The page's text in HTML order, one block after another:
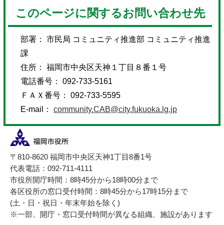
このページに関するお問い合わせ先
部署： 市民局 コミュニティ推進部 コミュニティ推進
課
住所： 福岡市中央区天神１丁目８番１号
電話番号： 092-733-5161
ＦＡＸ番号： 092-733-5595
E-mail：community.CAB@city.fukuoka.lg.jp
〒810-8620 福岡市中央区天神1丁目8番1号
代表電話：092-711-4111
市役所開庁時間：8時45分から18時00分まで
各区役所の窓口受付時間：8時45分から17時15分まで
(土・日・祝日・年末年始を除く)
※一部、開庁・窓口受付時間が異なる組織、施設があります